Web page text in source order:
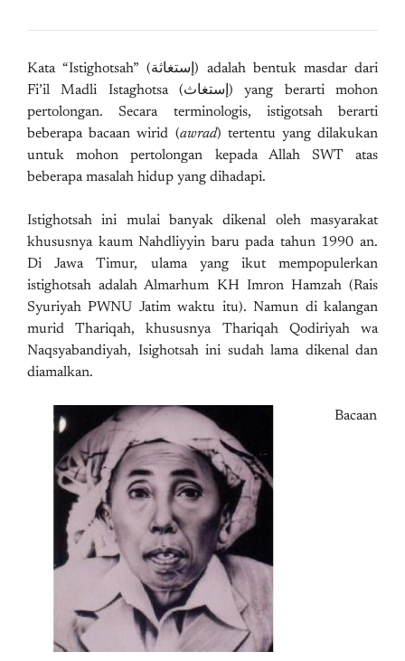
Kata “Istighotsah” (إستغاثة) adalah bentuk masdar dari
Fi’il Madli Istaghotsa (إستغاث) yang berarti mohon
pertolongan. Secara terminologis, istigotsah berarti
beberapa bacaan wirid (awrad) tertentu yang dilakukan
untuk mohon pertolongan kepada Allah SWT atas
beberapa masalah hidup yang dihadapi.
Istighotsah ini mulai banyak dikenal oleh masyarakat
khususnya kaum Nahdliyyin baru pada tahun 1990 an.
Di Jawa Timur, ulama yang ikut mempopulerkan
istighotsah adalah Almarhum KH Imron Hamzah (Rais
Syuriyah PWNU Jatim waktu itu). Namun di kalangan
murid Thariqah, khususnya Thariqah Qodiriyah wa
Naqsyabandiyah, Isighotsah ini sudah lama dikenal dan
diamalkan.
Bacaan